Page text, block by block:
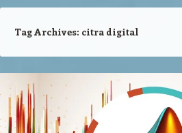
Tag Archives: citra digital